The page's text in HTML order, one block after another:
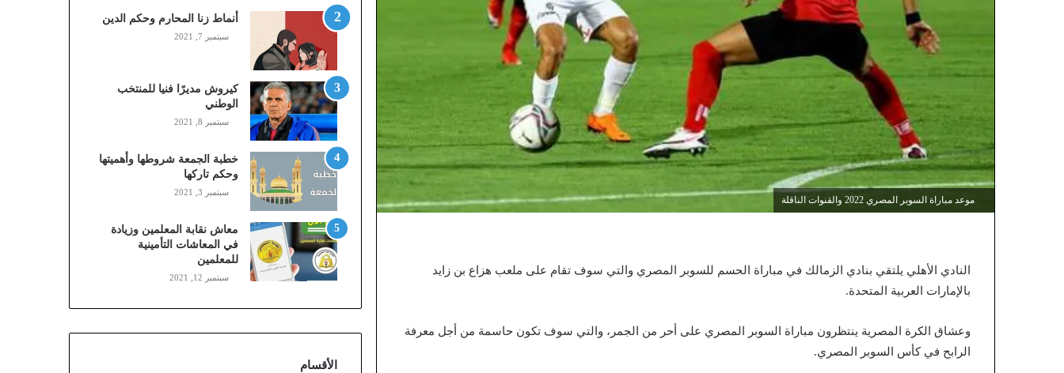
موعد مباراة السوبر المصري 2022 والقنوات الناقلة
النادي الأهلي يلتقي بنادي الزمالك في مباراة الحسم للسوبر المصري والتي سوف تقام على ملعب هزاع بن زايد
بالإمارات العربية المتحدة.
وعشاق الكرة المصرية ينتظرون مباراة السوبر المصري على أحر من الجمر، والتي سوف تكون حاسمة من أجل معرفة
الرابح في كأس السوبر المصري.
,
م
ا
ي
ل
ي
،
ز
ي
ن
)
ع
ب
ر
ا
ن
ذ
أنماط زنا المحارم وحكم الدين
سبتمبر 7, 2021
كيروش مديرًا فنيا للمنتخب
الوطني
سبتمبر 8, 2021
خطبة الجمعة شروطها وأهميتها
وحكم تاركها
سبتمبر 3, 2021
معاش نقابة المعلمين وزيادة
في المعاشات التأمينية
للمعلمين
سبتمبر 12, 2021
الأقسام